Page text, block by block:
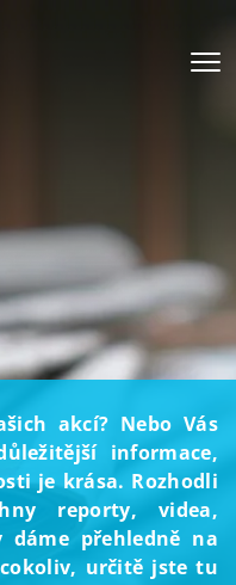
akcí? Nebo Vás
informace,
je krása. Rozhodli
reporty, videa,
přehledně na
určitě jste tu